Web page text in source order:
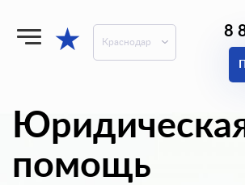
★ Краснодар
8
помощь